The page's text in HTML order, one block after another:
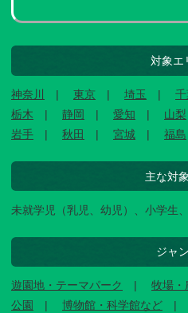
対象エ
神奈川 東京 埼玉
栃木
静岡 愛知 山梨
岩手
秋田 宮城 福島
主な対
未就学児（乳児、幼児）、小学生
ジャ
遊園地・テーマパーク 牧場・
公園
博物館・科学館など